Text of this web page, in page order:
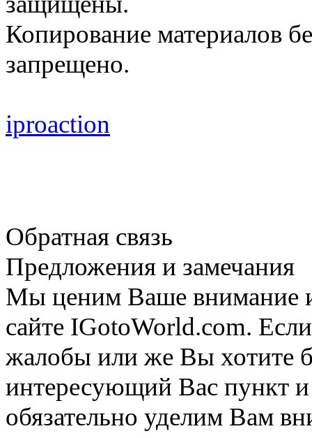
Копирование материалов
запрещено.
iproaction
Обратная связь
Предложения и замечания
Мы ценим Ваше внимание
сайте IGotoWorld.com.
жалобы или же Вы хотите
интересующий Вас пункт
обязательно уделим Вам